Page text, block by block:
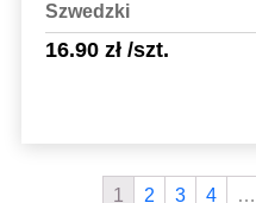
Szwedzki
16.90 zł/szt.
1 2 3 4 …